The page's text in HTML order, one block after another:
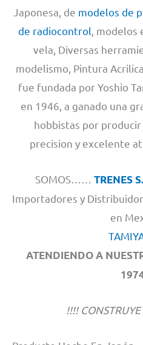
Japonesa, de modelos de
de radiocontrol ,
vela, Diversas
modelismo, Pintura
fue fundada por Yoshio
en 1946, a ganado una
hobbistas por producir
precision y excelente
SOMOS…… TRENES
Importadores y
en
ATENDIENDO A
!!!!